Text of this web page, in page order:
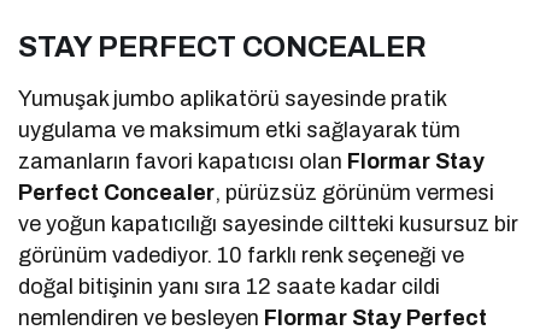
STAY PERFECT CONCEALER
Yumuşak jumbo aplikatörü sayesinde pratik
uygulama ve maksimum etki sağlayarak tüm
zamanların favori kapatıcısı olan Flormar Stay
Perfect Concealer, pürüzsüz görünüm vermesi
ve yoğun kapatıcılığı sayesinde ciltteki kusursuz bir
görünüm vadediyor. 10 farklı renk seçeneği ve
doğal bitişinin yanı sıra 12 saate kadar cildi
nemlendiren ve besleyen Flormar Stay Perfect